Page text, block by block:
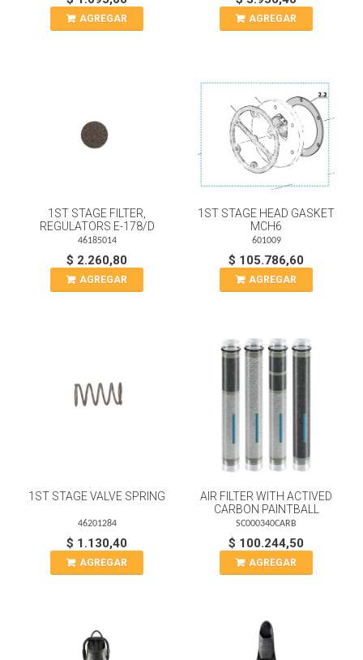
AGREGAR AGREGAR
1ST STAGE FILTER,
REGULATORS E-178/D
46185014
$ 2.260,80
AGREGAR
1ST STAGE HEAD GASKET
MCH6
601009
$ 105.786,60
AGREGAR
1ST STAGE VALVE SPRING
46201284
$ 1.130,40
AGREGAR
AIR FILTER WITH ACTIVED
CARBON PAINTBALL
SC000340CARB
$ 100.244,50
AGREGAR